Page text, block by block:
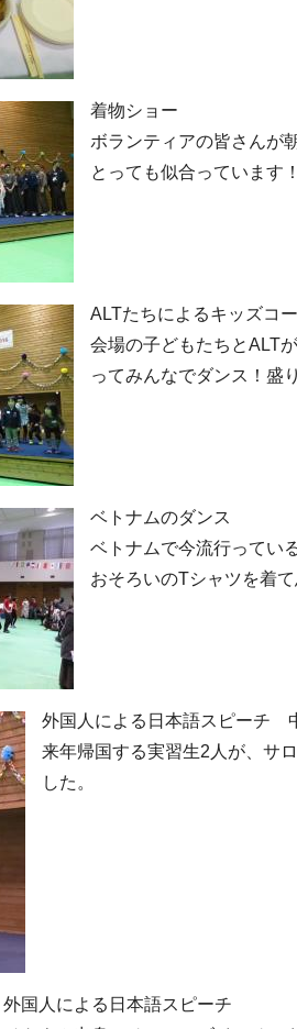
着物ショー
ボランティアの皆さんが
とっても似合っています！
ALTたちによるキッズコ
会場の子どもたちとALT
ってみんなでダンス！盛
ベトナムのダンス
ベトナムで今流行ってい
おそろいのTシャツを着
外国人による日本語スピーチ
来年帰国する実習生2人が、サ
した。
外国人による日本語スピーチ